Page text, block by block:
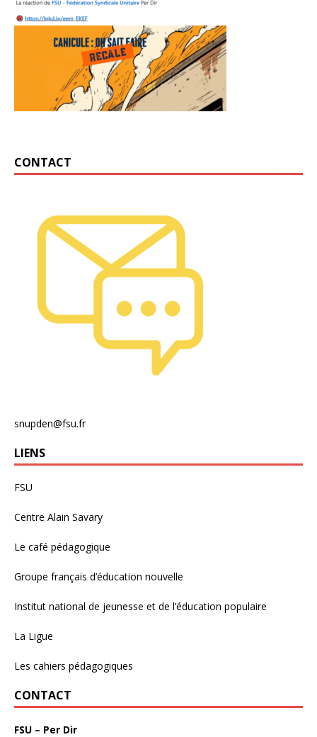
CONTACT
snupden@fsu.fr
LIENS
FSU
Centre Alain Savary
Le café pédagogique
Groupe français d’éducation nouvelle
Institut national de jeunesse et de l’éducation populaire
La Ligue
Les cahiers pédagogiques
CONTACT
FSU – Per Dir